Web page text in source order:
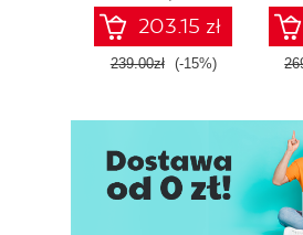
Authentication
Certificates
Size Does Matter
Names and Numbers
Edition
203.15 zł
239.00zł (-15%)